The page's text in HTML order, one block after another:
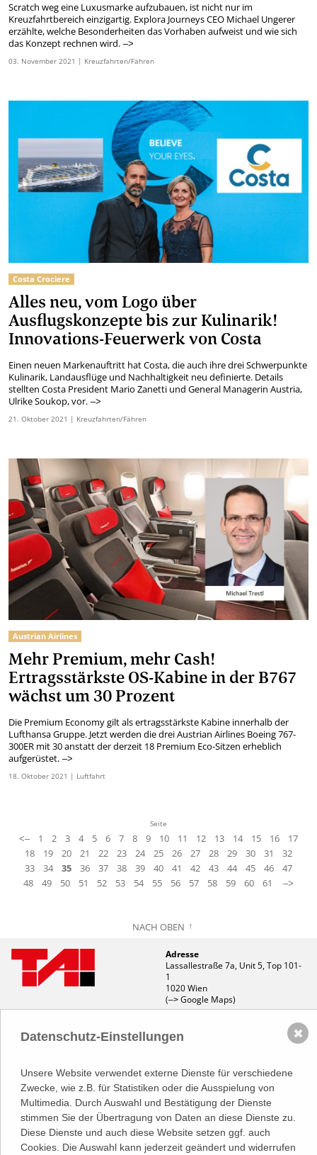
Scratch weg eine Luxusmarke aufzubauen, ist nicht nur im
Kreuzfahrtbereich einzigartig. Explora Journeys CEO Michael Ungerer
erzählte, welche Besonderheiten das Vorhaben aufweist und wie sich
das Konzept rechnen wird.–>
03. November2021 | Kreuzfahrten/Fähren
Costa Crociere
Alles neu, vom Logo über
Ausflugskonzepte bis zur Kulinarik!
Innovations-Feuerwerk von Costa
Einen neuen Markenauftritt hat Costa, die auch ihre drei Schwerpunkte
Kulinarik, Landausflüge und Nachhaltigkeit neu definierte. Details
stellten Costa President Mario Zanetti und General Managerin Austria,
Ulrike Soukop, vor.–>
21. Oktober2021 | Kreuzfahrten/Fähren
Austrian Airlines
Mehr Premium, mehr Cash!
Ertragsstärkste OS-Kabine in der B767
wächst um 30 Prozent
Die Premium Economy gilt als ertragsstärkste Kabine innerhalb der
Lufthansa Gruppe. Jetzt werden die drei Austrian Airlines Boeing 767-
300ER mit 30 anstatt der derzeit 18 Premium Eco-Sitzen erheblich
aufgerüstet.–>
18. Oktober2021 | Luftfahrt
Seite
<– 1 2 3 4 5 6 7 8 9 10 11 12 13 14 15 16
17
18
19 20 21 22 23 24 25 26 27 28 29 30 31
32
33
34 35 36 37 38 39 40 41 42 43 44 45 46
47
48
49 50 51 52 53 54 55 56 57 58 59 60 61 –>
NACH OBEN
Adresse
Lassallestraße 7a, Unit 5, Top 101-
1
1020 Wien
(–> Google Maps)
T (+43 1) 546 64-0
Firmeninformation
Firmenbnr.: FN 202164a
Handelsgericht Wien
UID Nr.: ATU50691602
Stets up-to-date:
Datenschutz-Einstellungen
Unsere Website verwendet externe Dienste für verschiedene
Zwecke, wie z.B. für Statistiken oder die Ausspielung von
Multimedia. Durch Auswahl und Bestätigung der Dienste
stimmen Sie der Übertragung von Daten an diese Dienste zu.
Diese Dienste und auch diese Website setzen ggf. auch
Cookies. Die Auswahl kann jederzeit geändert und widerrufen
✖